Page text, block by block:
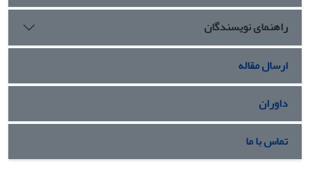
ایجاد کسب‌وکارهای پایدار و اثرگذار را فراهم می‌کند. بنابراین، کارآفرینی
زنان نه تنها فعالیت اقتصادی، بلکه محرکی برای تحول اجتماعی، فرهنگی و
اقتصادی محسوب می‌شود.
راهنمای نویسندگان
ارسال مقاله
داوران
تماس با ما